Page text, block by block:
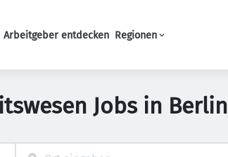
Haupt-Navigation
Arbeitgeber entdecken Regionen
Jobs in Berlin